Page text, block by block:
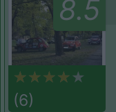
8.5
(6)